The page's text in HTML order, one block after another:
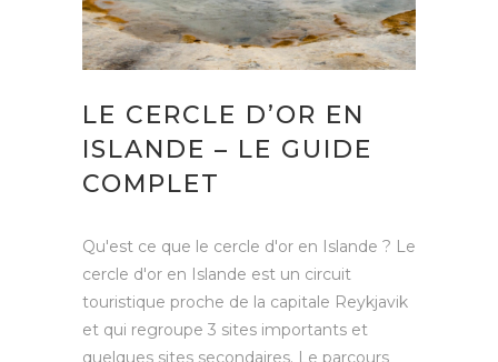
LE CERCLE D’OR EN
ISLANDE – LE GUIDE
COMPLET
Qu'est ce que le cercle d'or en Islande ? Le
cercle d'or en Islande est un circuit
touristique proche de la capitale Reykjavik
et qui regroupe 3 sites importants et
quelques sites secondaires. Le parcours